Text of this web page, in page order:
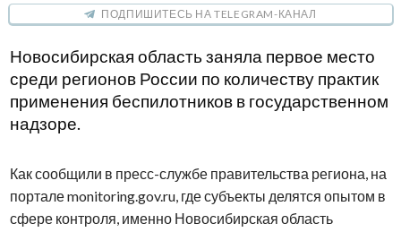
ПОДПИШИТЕСЬ НА TELEGRAM-КАНАЛ
Новосибирская область заняла первое место
среди регионов России по количеству практик
применения беспилотников в государственном
надзоре.
Как сообщили в пресс-службе правительства региона, на
портале monitoring.gov.ru, где субъекты делятся опытом в
сфере контроля, именно Новосибирская область